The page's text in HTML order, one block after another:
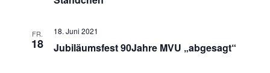
FR.
18 Jubiläumsfest 90Jahre MVU „abgesagt“
18. Juni 2021